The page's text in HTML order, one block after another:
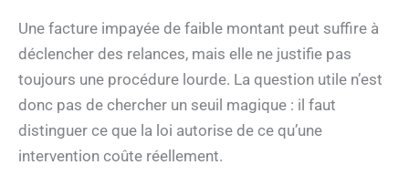
Une facture impayée de faible montant peut suffire à
déclencher des relances, mais elle ne justifie pas
toujours une procédure lourde. La question utile n’est
donc pas de chercher un seuil magique : il faut
distinguer ce que la loi autorise de ce qu’une
intervention coûte réellement.